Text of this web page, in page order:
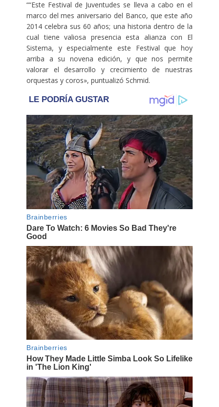
““Este Festival de Juventudes se lleva a cabo en el
marco del mes aniversario del Banco, que este año
2014 celebra sus 60 años; una historia dentro de la
cual tiene valiosa presencia esta alianza con El
Sistema, y especialmente este Festival que hoy
arriba a su novena edición, y que nos permite
valorar el desarrollo y crecimiento de nuestras
orquestas y coros», puntualizó Schmid.